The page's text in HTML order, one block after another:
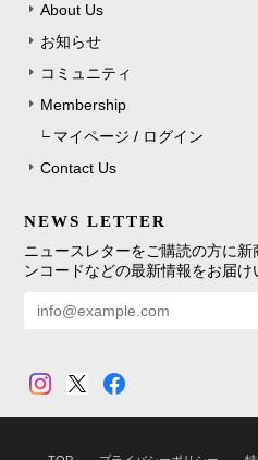
About Us
お知らせ
コミュニティ
Membership
マイページ / ログイン
Contact Us
NEWS LETTER
ニュースレターをご購読の方に
ンコードなどの最新情報をお届け